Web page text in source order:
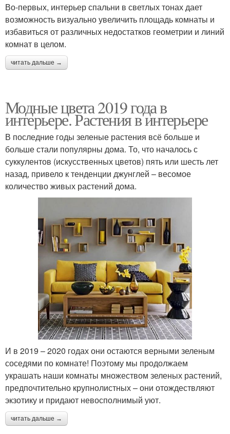
Во-первых, интерьер спальни в светлых тонах дает
возможность визуально увеличить площадь комнаты и
избавиться от различных недостатков геометрии и линий
комнат в целом.
читать дальше →
Модные цвета 2019 года в
интерьере. Растения в интерьере
В последние годы зеленые растения всё больше и
больше стали популярны дома. То, что началось с
суккулентов (искусственных цветов) пять или шесть лет
назад, привело к тенденции джунглей – весомое
количество живых растений дома.
И в 2019 – 2020 годах они остаются верными зеленым
соседями по комнате! Поэтому мы продолжаем
украшать наши комнаты множеством зеленых растений,
предпочтительно крупнолистных – они отождествляют
экзотику и придают невосполнимый уют.
читать дальше →